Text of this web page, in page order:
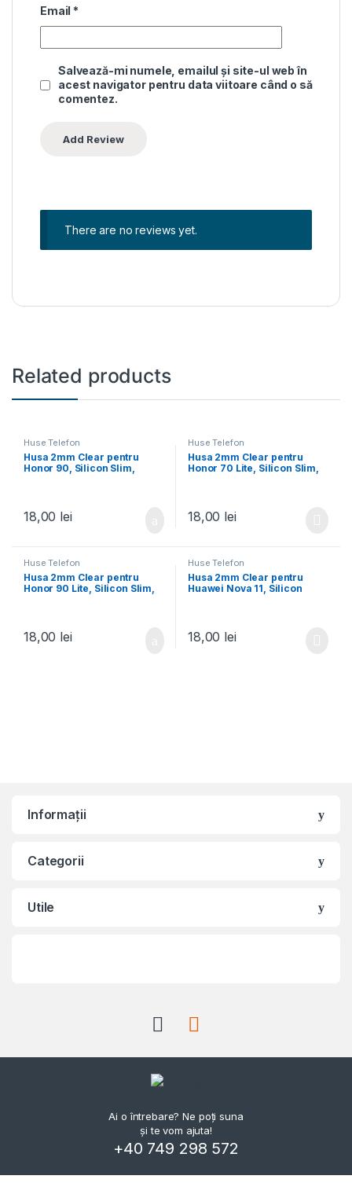
Email *
Salvează-mi numele, emailul și site-ul web în
acest navigator pentru data viitoare când o să
comentez.
There are no reviews yet.
Related products
Huse Telefon
Husa 2mm Clear pentru
Honor 90, Silicon Slim,
18,00 lei
Huse Telefon
Husa 2mm Clear pentru
Honor 70 Lite, Silicon Slim,
18,00 lei
Huse Telefon
Husa 2mm Clear pentru
Honor 90 Lite, Silicon Slim,
18,00 lei
Huse Telefon
Husa 2mm Clear pentru
Huawei Nova 11, Silicon
18,00 lei
Informații
Categorii
Utile
Ai o întrebare? Ne poți suna
și te vom ajuta!
+40 749 298 572